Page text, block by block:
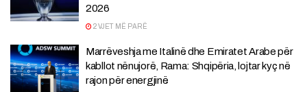
2026
2 VJET MË PARË
Marrëveshja me Italinë dhe Emiratet Arabe për
kabllot nënujorë, Rama: Shqipëria, lojtar kyç në
rajon për energjinë